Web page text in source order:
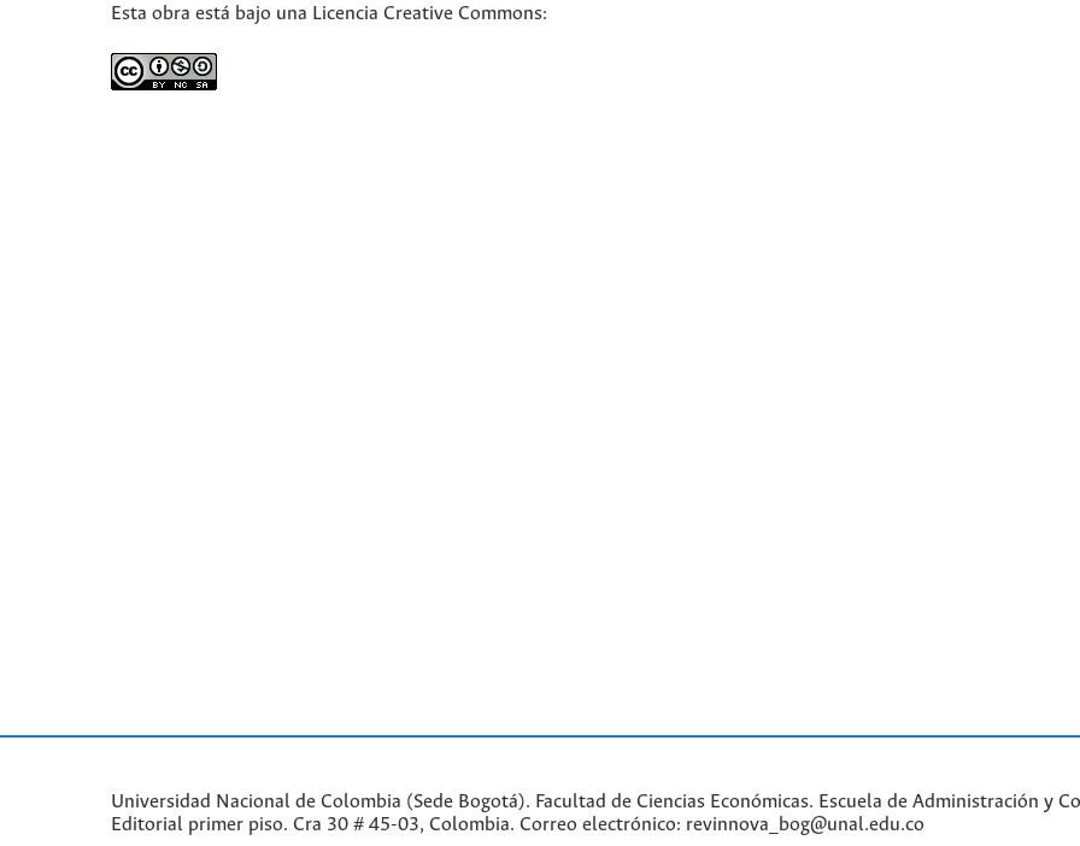
Esta obra está bajo una Licencia Creative Commons:
Universidad Nacional de Colombia (Sede Bogotá). Facultad de Ciencias Económicas. Escuela de Administración y
Editorial primer piso. Cra 30 # 45-03, Colombia. Correo electrónico: revinnova_bog@unal.edu.co